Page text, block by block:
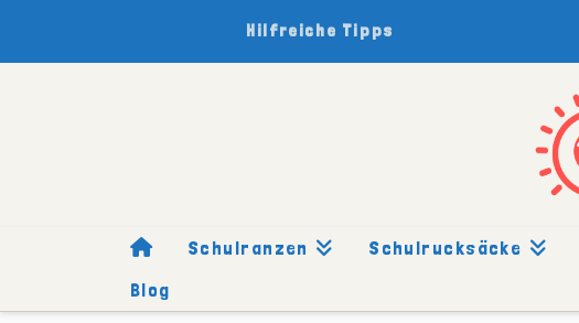
Hilfreiche Tipps
Schulranzen Schulrucksäcke
Blog
HOMESCHULRANZEN